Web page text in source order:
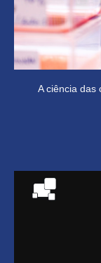
A ciência das